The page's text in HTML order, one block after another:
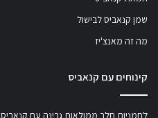
שמן קנאביס לבישול
מה זה מאנצ'יז
קינוחים עם קנאביס
לחמניות חלב ממולאות גבינה עם קנאביס